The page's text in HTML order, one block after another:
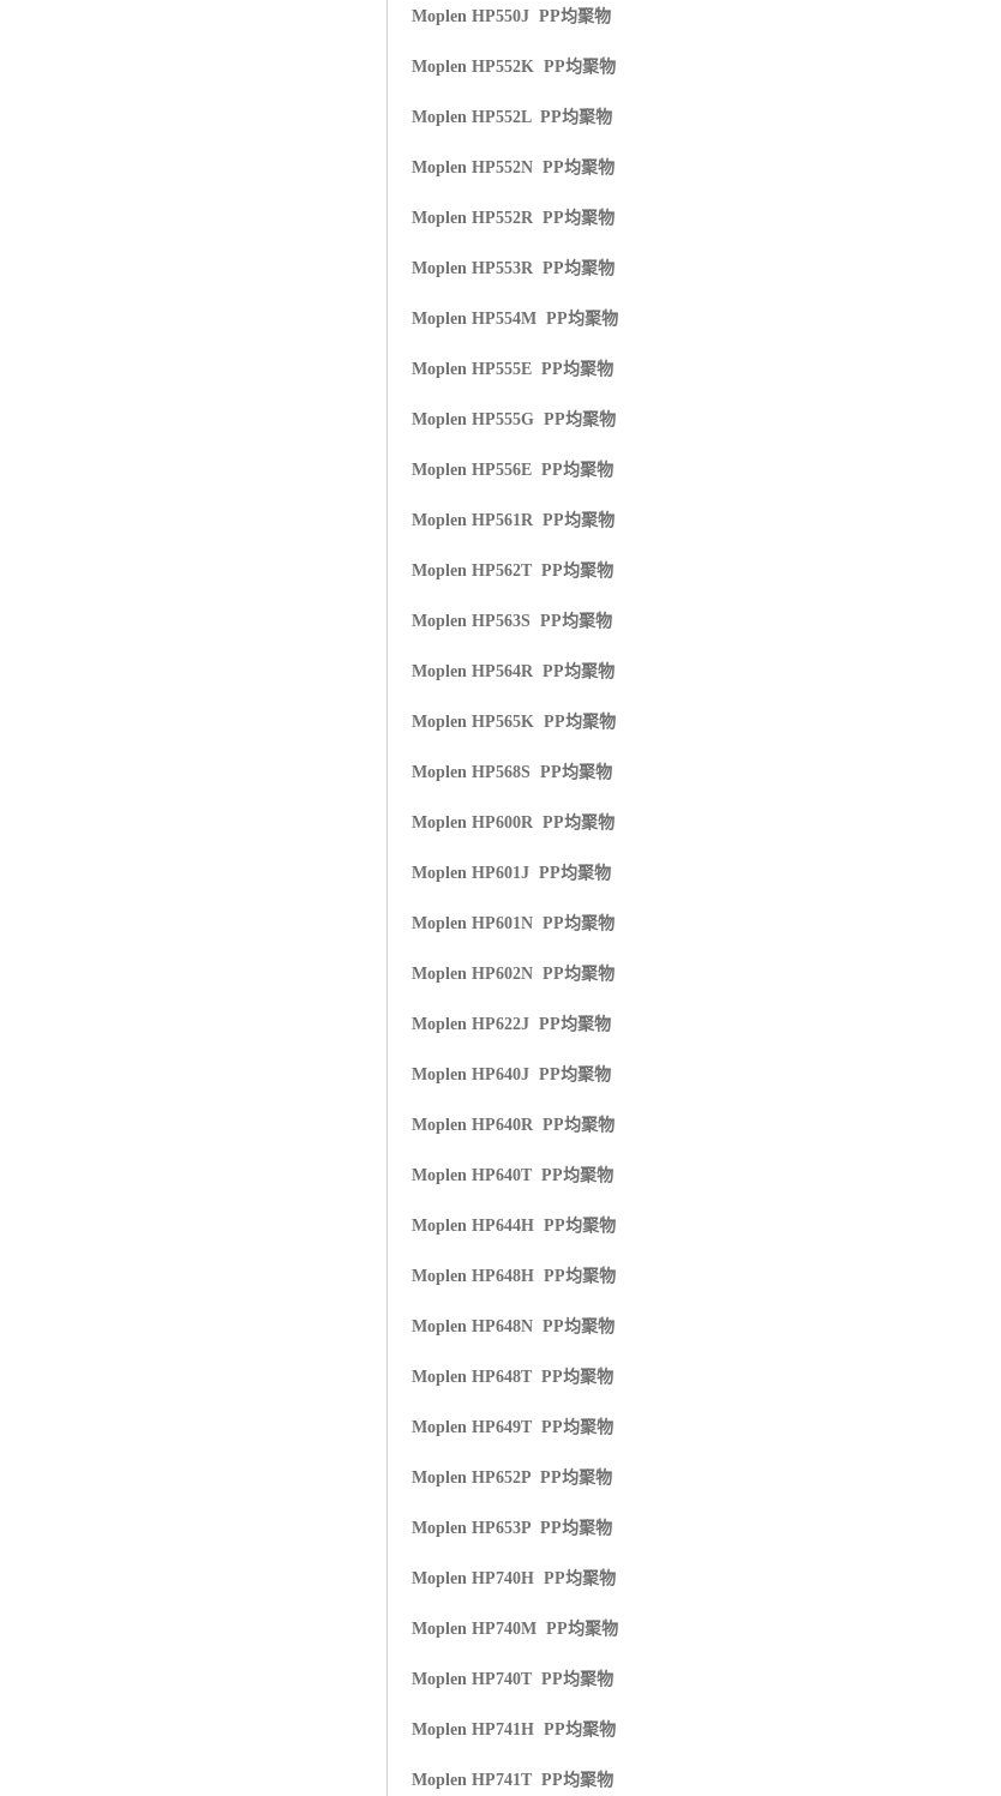
Moplen HP550J PP均聚物
Moplen HP552K PP均聚物
Moplen HP552L PP均聚物
Moplen HP552N PP均聚物
Moplen HP552R PP均聚物
Moplen HP553R PP均聚物
Moplen HP554M PP均聚物
Moplen HP555E PP均聚物
Moplen HP555G PP均聚物
Moplen HP556E PP均聚物
Moplen HP561R PP均聚物
Moplen HP562T PP均聚物
Moplen HP563S PP均聚物
Moplen HP564R PP均聚物
Moplen HP565K PP均聚物
Moplen HP568S PP均聚物
Moplen HP600R PP均聚物
Moplen HP601J PP均聚物
Moplen HP601N PP均聚物
Moplen HP602N PP均聚物
Moplen HP622J PP均聚物
Moplen HP640J PP均聚物
Moplen HP640R PP均聚物
Moplen HP640T PP均聚物
Moplen HP644H PP均聚物
Moplen HP648H PP均聚物
Moplen HP648N PP均聚物
Moplen HP648T PP均聚物
Moplen HP649T PP均聚物
Moplen HP652P PP均聚物
Moplen HP653P PP均聚物
Moplen HP740H PP均聚物
Moplen HP740M PP均聚物
Moplen HP740T PP均聚物
Moplen HP741H PP均聚物
Moplen HP741T PP均聚物